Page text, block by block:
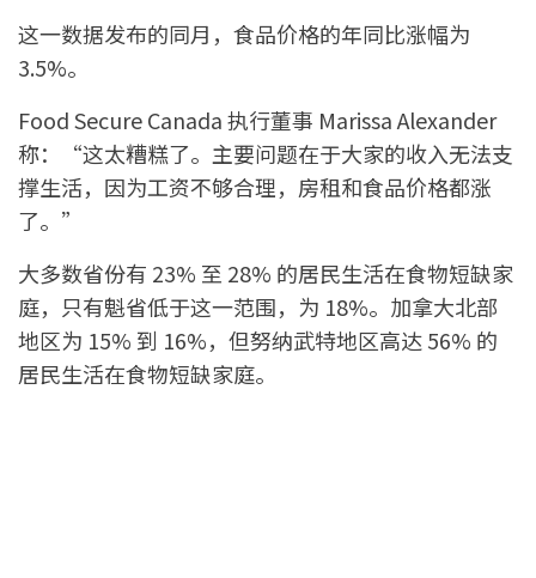
这一数据发布的同月，食品价格的年同比涨幅为
3.5%。
Food Secure Canada 执行董事 Marissa Alexander
称：“这太糟糕了。主要问题在于大家的收入无法支
撑生活，因为工资不够合理，房租和食品价格都涨
了。”
大多数省份有 23% 至 28% 的居民生活在食物短缺家
庭，只有魁省低于这一范围，为 18%。加拿大北部
地区为 15% 到 16%，但努纳武特地区高达 56% 的
居民生活在食物短缺家庭。